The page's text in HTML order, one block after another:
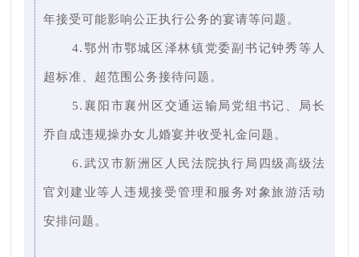
年接受可能影响公正执行公务的宴请等问题。
4.鄂州市鄂城区泽林镇党委副书记钟秀等人
超标准、超范围公务接待问题。
5.襄阳市襄州区交通运输局党组书记、局长
乔自成违规操办女儿婚宴并收受礼金问题。
6.武汉市新洲区人民法院执行局四级高级法
官刘建业等人违规接受管理和服务对象旅游活动
安排问题。